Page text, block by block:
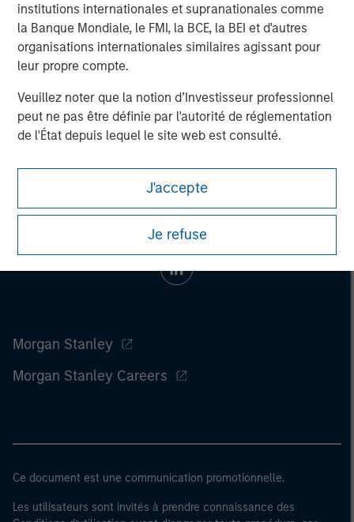
institutions internationales et supranationales comme
la Banque Mondiale, le FMI, la BCE, la BEI et d'autres
organisations internationales similaires agissant pour
leur propre compte.
Veuillez noter que la notion d’Investisseur professionnel
peut ne pas être définie par l'autorité de réglementation
de l'État depuis lequel le site web est consulté.
J'accepte
Je refuse
Any charts and graphs provided are for illustrative purposes
only. Any performance quoted represents past performance
Past performance does not guarantee future results. All
investments involve risks, including the possible loss of
principal.
For the complete content and important disclosures, refer to
theArticle’s PDF.
Morgan Stanley
Morgan Stanley Careers
Ce document est une communication promotionnelle.
Les utilisateurs sont invités à prendre connaissance des